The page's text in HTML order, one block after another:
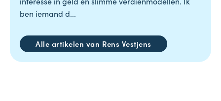
ben iemand d...
Alle artikelen van Rens Vestjens